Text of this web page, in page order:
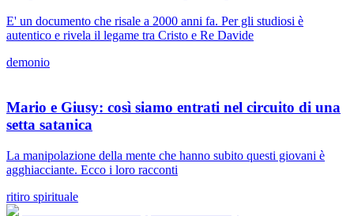
E' un documento che risale a 2000 anni fa. Per gli studiosi è
autentico e rivela il legame tra Cristo e Re Davide
demonio
Mario e Giusy: così siamo entrati nel circuito di una
setta satanica
La manipolazione della mente che hanno subito questi giovani è
agghiacciante. Ecco i loro racconti
ritiro spirituale